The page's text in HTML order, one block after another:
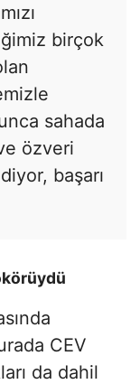
birçok
sahada
özveri
başarı
CEV
da dahil